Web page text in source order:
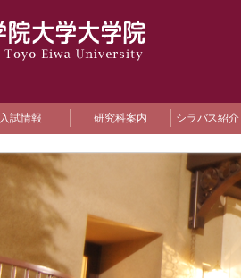
入試情報 研究科案内 シラバス紹